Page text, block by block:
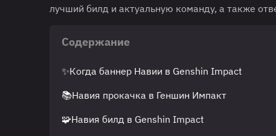
лучший билд и актуальную команду, а также
Содержание
✨Когда баннер Навии в Genshin Impact
📚Навия прокачка в Геншин Импакт
🧩Навия билд в Genshin Impact